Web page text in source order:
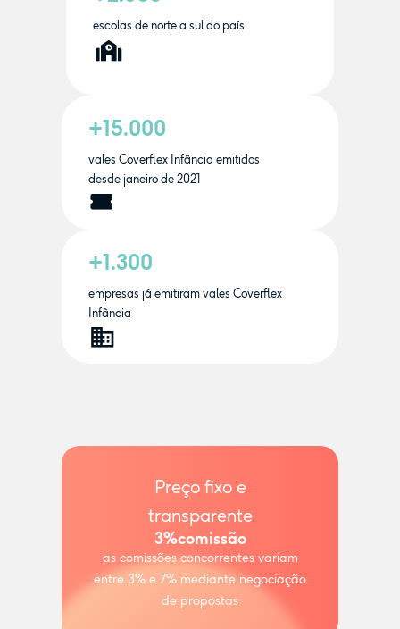
escolas de norte a sul do país
+15.000
vales Coverflex Infância emitidos
desde janeiro de 2021
+1.300
empresas já emitiram vales Coverflex
Infância
Preço fixo e
transparente
3%comissão
as comissões concorrentes variam
entre 3% e 7% mediante negociação
de propostas